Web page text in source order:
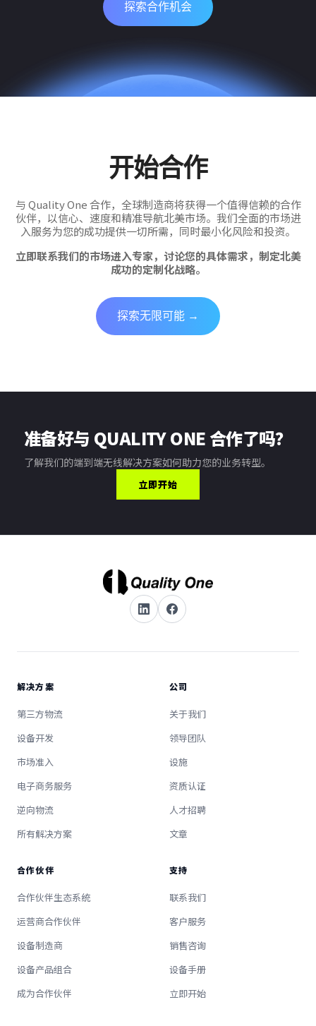
探索合作机会
开始合作
与 Quality One 合作，全球制造商将获得一个值得信赖的合作
伙伴，以信心、速度和精准导航北美市场。我们全面的市场进
入服务为您的成功提供一切所需，同时最小化风险和投资。
立即联系我们的市场进入专家，讨论您的具体需求，制定北美
成功的定制化战略。
探索无限可能 →
准备好与 QUALITY ONE 合作了吗？
了解我们的端到端无线解决方案如何助力您的业务转型。
立即开始
解决方案
第三方物流
设备开发
市场准入
电子商务服务
逆向物流
所有解决方案
公司
关于我们
领导团队
设施
资质认证
人才招聘
文章
合作伙伴
合作伙伴生态系统
运营商合作伙伴
设备制造商
设备产品组合
成为合作伙伴
支持
联系我们
客户服务
销售咨询
设备手册
立即开始